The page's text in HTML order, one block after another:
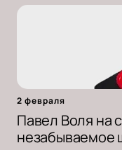
2 февраля
Павел Воля на
незабываемое